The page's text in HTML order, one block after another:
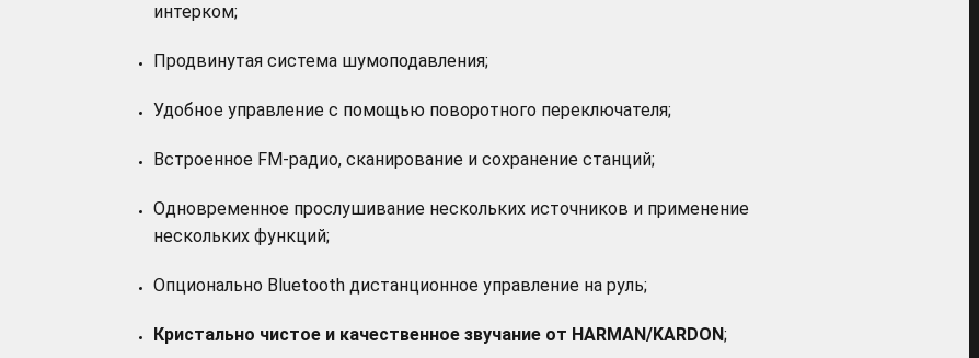
интерком;
Продвинутая система шумоподавления;
Удобное управление с помощью поворотного переключателя;
Встроенное FM-радио, сканирование и сохранение станций;
Одновременное прослушивание нескольких источников и применение
нескольких функций;
Опционально Bluetooth дистанционное управление на руль;
Кристально чистое и качественное звучание от HARMAN/KARDON;